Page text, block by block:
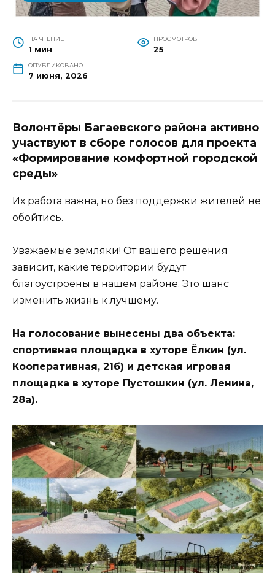
НА ЧТЕНИЕ
1 мин
ПРОСМОТРОВ
25
ОПУБЛИКОВАНО
7 июня, 2026
Волонтёры Багаевского района активно
участвуют в сборе голосов для проекта
«Формирование комфортной городской
среды»
Их работа важна, но без поддержки жителей не
обойтись.
Уважаемые земляки! От вашего решения
зависит, какие территории будут
благоустроены в нашем районе. Это шанс
изменить жизнь к лучшему.
На голосование вынесены два объекта:
спортивная площадка в хуторе Ёлкин (ул.
Кооперативная, 21б) и детская игровая
площадка в хуторе Пустошкин (ул. Ленина,
28а).